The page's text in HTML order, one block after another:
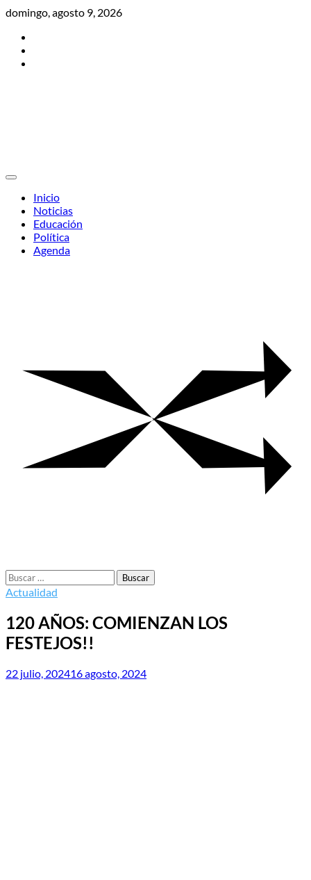
Skip
content
domingo, agosto 9, 2026
Inicio
Noticias
Educación
Política
Agenda
Buscar:
Actualidad
120 AÑOS: COMIENZAN LOS
FESTEJOS!!
22 julio, 202416 agosto, 2024